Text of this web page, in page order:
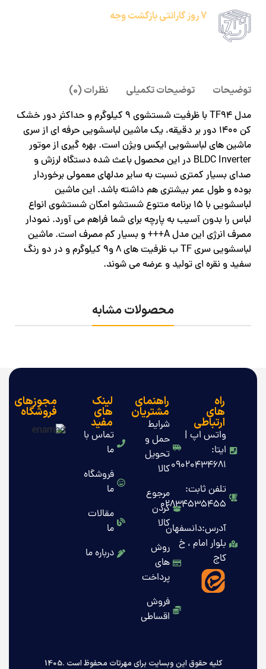
7 روز گارانتی بازگشت وجه
توضیحات توضیحات تکمیلی
نظرات (0)
مدل TF94 با ظرفیت شستشوی 9 کیلوگرم و حداکثر دور خشک
کن 1400 دور بر دقیقه، یک ماشین لباسشویی حرفه ای از سری
ماشین های لباسشویی ایکس ویژن است. بهره گیری از موتور
BLDC Inverter در این محصول باعث شده دستگاه لرزش و
صدای بسیار کمتری نسبت به سایر مدلهای معمولی برخوردار
بوده و طول عمر بیشتری هم داشته باشد. این ماشین
لباسشویی با 15 برنامه متنوع شستشو امکان شستشوی انواع
لباس را بدون آسیب به پارچه برای شما فراهم می آورد. نمودار
مصرف انرژی این مدل A+++ و بسیار کم مصرف است. ماشین
لباسشویی سری TF ب ظرفیت های 8 و9 کیلوگرم و در دو رنگ
سفید و نقره ای تولید و عرضه می شوند.
محصولات مشابه
راه
های
ارتباطی
واتس اپ |
ایتا:
09020434681
تلفن ثابت:
02834535455
آدرس:دانسفهان
بلوار امام ، خ
کاج
راهنمای
مشتریان
شرایط
حمل و
تحویل
کالا
مرجوع
کردن
کالا
روش
های
پرداخت
فروش
اقساطی
لینک
های
مفید
تماس با
ما
فروشگاه
ما
مقالات
ما
درباره ما
مجوزهای
فروشگاه
کلیه حقوق این وبسایت برای مهرتات محفوظ است .1405